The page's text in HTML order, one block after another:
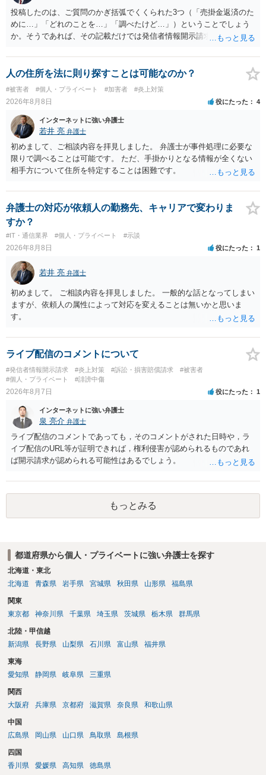
投稿したのは、ご質問のかぎ括弧でくくられた3つ（「売掛金返済のた
めに…」「どれのことを…」「調べたけど…」）ということでしょう
か。そうであれば、その記載だけでは発信者情報開示請求が認められ
ただ、「328が名誉毀損、偽計業務妨害、侮辱罪、ストーカー等に関す
る法律違反に該当するといわれ」とのことですので、ご質問に書かれ
ていない何らかの背景事情があれば、回答は180度変わるかもしれませ
ん。公開の場で詳細を投稿することは不適当と思われますので、弁護
士へ直接相談した方がよいでしょう。
人の住所を法に則り探すことは可能なのか？
#被害者 #個人・プライベート #加害者 #炎上対策
2026年8月8日 役にたった 4
インターネットに強い弁護士
若井 亮 弁護士
初めまして、ご相談内容を拝見しました。 弁護士が事件処理に必要な
限りで調べることは可能です。 ただ、手掛かりとなる情報が全くない
相手方について住所を特定することは困難です。
弁護士の対応が依頼人の勤務先、キャリアで変わりま
すか？
#IT・通信業界 #個人・プライベート #示談
2026年8月8日 役にたった 1
若井 亮 弁護士
初めまして。 ご相談内容を拝見しました。 一般的な話となってしまい
ますが、依頼人の属性によって対応を変えることは無いかと思いま
す。
ライブ配信のコメントについて
#発信者情報開示請求 #炎上対策 #訴訟・損害賠償請求
#被害者
#個人・プライベート
#誹謗中傷
2026年8月7日 役にたった 1
インターネットに強い弁護士
泉 亮介 弁護士
ライブ配信のコメントであっても，そのコメントがされた日時や，ラ
イブ配信のURL等が証明できれば，権利侵害が認められるものであれ
ば開示請求が認められる可能性はあるでしょう。
もっとみる
都道府県から個人・プライベートに強い弁護士を探す
北海道・東北
北海道
青森県 岩手県 宮城県 秋田県 山形県 福島県
関東
東京都
神奈川県 千葉県 埼玉県 茨城県 栃木県 群馬県
北陸・甲信越
新潟県
長野県 山梨県 石川県 富山県 福井県
東海
愛知県
静岡県 岐阜県 三重県
関西
大阪府
兵庫県 京都府 滋賀県 奈良県 和歌山県
中国
広島県
岡山県 山口県 鳥取県 島根県
四国
香川県
愛媛県 高知県 徳島県